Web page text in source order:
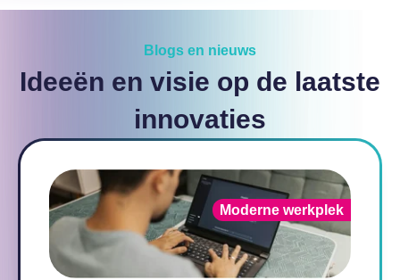
Blogs en nieuws
Ideeën en visie op de laatste
innovaties
Moderne werkplek